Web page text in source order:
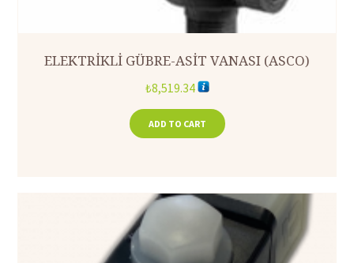
ELEKTRİKLİ GÜBRE-ASİT VANASI (ASCO)
₺8,519.34
ADD TO CART